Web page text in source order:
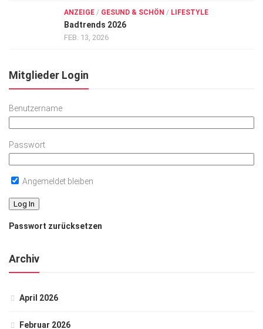
ANZEIGE / GESUND & SCHÖN / LIFESTYLE
Badtrends 2026
FEB. 13, 2026
Mitglieder Login
Benutzername
Passwort
Angemeldet bleiben
Passwort zurücksetzen
Archiv
April 2026
Februar 2026